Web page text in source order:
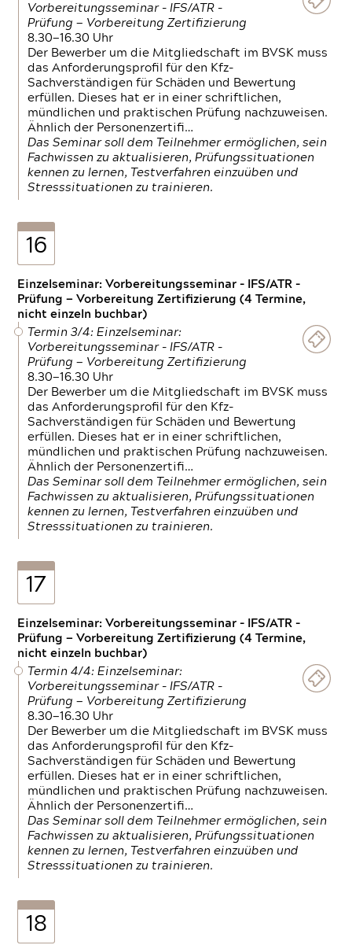
Vorbereitungsseminar - IFS/ATR -
Prüfung — Vorbereitung Zertifizierung
8.30—16.30 Uhr
Der Bewerber um die Mitgliedschaft im BVSK muss
das Anforderungsprofil für den Kfz-
Sachverständigen für Schäden und Bewertung
erfüllen. Dieses hat er in einer schriftlichen,
mündlichen und praktischen Prüfung nachzuweisen.
Ähnlich der Personenzertifi…
Das Seminar soll dem Teilnehmer ermöglichen, sein
Fachwissen zu aktualisieren, Prüfungssituationen
kennen zu lernen, Testverfahren einzuüben und
Stresssituationen zu trainieren.
16
Einzelseminar: Vorbereitungsseminar - IFS/ATR -
Prüfung — Vorbereitung Zertifizierung (4 Termine,
nicht einzeln buchbar)
Termin 3/4: Einzelseminar:
Vorbereitungsseminar - IFS/ATR -
Prüfung — Vorbereitung Zertifizierung
8.30—16.30 Uhr
Der Bewerber um die Mitgliedschaft im BVSK muss
das Anforderungsprofil für den Kfz-
Sachverständigen für Schäden und Bewertung
erfüllen. Dieses hat er in einer schriftlichen,
mündlichen und praktischen Prüfung nachzuweisen.
Ähnlich der Personenzertifi…
Das Seminar soll dem Teilnehmer ermöglichen, sein
Fachwissen zu aktualisieren, Prüfungssituationen
kennen zu lernen, Testverfahren einzuüben und
Stresssituationen zu trainieren.
17
Einzelseminar: Vorbereitungsseminar - IFS/ATR -
Prüfung — Vorbereitung Zertifizierung (4 Termine,
nicht einzeln buchbar)
Termin 4/4: Einzelseminar:
Vorbereitungsseminar - IFS/ATR -
Prüfung — Vorbereitung Zertifizierung
8.30—16.30 Uhr
Der Bewerber um die Mitgliedschaft im BVSK muss
das Anforderungsprofil für den Kfz-
Sachverständigen für Schäden und Bewertung
erfüllen. Dieses hat er in einer schriftlichen,
mündlichen und praktischen Prüfung nachzuweisen.
Ähnlich der Personenzertifi…
Das Seminar soll dem Teilnehmer ermöglichen, sein
Fachwissen zu aktualisieren, Prüfungssituationen
kennen zu lernen, Testverfahren einzuüben und
Stresssituationen zu trainieren.
18